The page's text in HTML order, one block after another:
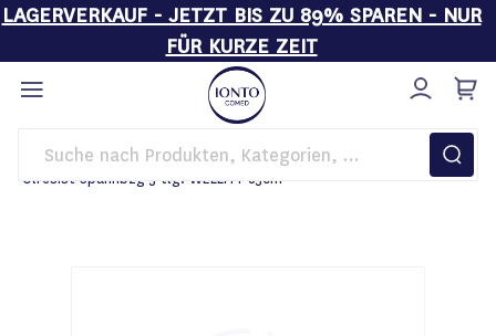
LAGERVERKAUF - JETZT BIS ZU 89% SPAREN - NUR
FÜR KURZE ZEIT
Direkt
zum
Inhalt
Startseite Behandlungsliegen
Liegenbezüge
Ölresist Spannbzg 5-tlg. WELLITY 85cm